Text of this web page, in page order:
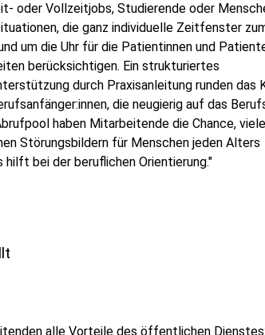
oder Vollzeitjobs, Studierende oder
die ganz individuelle Zeitfenster
um die Uhr für die Patientinnen und
berücksichtigen. Ein strukturiertes
durch Praxisanleitung runden das
die neugierig auf das
haben Mitarbeitende die Chance,
Störungsbildern für Menschen jeden Alters
hilft bei der beruflichen Orientierung."
alle Vorteile des öffentlichen